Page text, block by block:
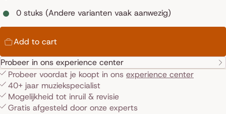
0 stuks (Andere varianten vaak aanwezig)
Add to cart
Probeer in ons experience center
Probeer voordat je koopt in ons experience center
40+ jaar muziekspecialist
Mogelijkheid tot inruil & revisie
Gratis afgesteld door onze experts